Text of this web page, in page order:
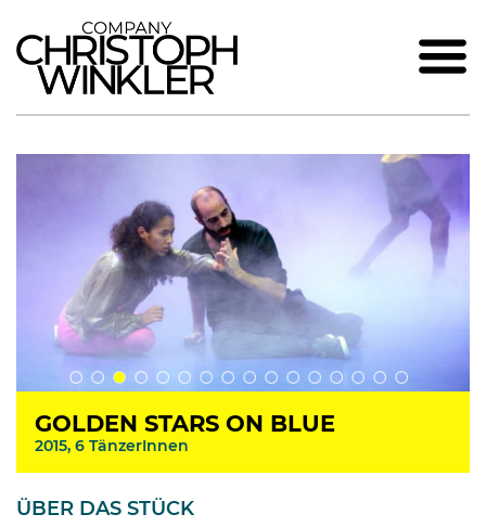
GOLDEN STARS ON BLUE
2015, 6 TänzerInnen
ÜBER DAS STÜCK